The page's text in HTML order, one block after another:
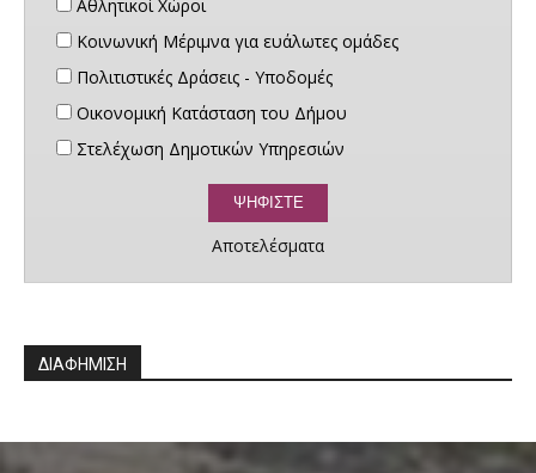
Αθλητικοί Χώροι
Κοινωνική Μέριμνα για ευάλωτες ομάδες
Πολιτιστικές Δράσεις - Υποδομές
Οικονομική Κατάσταση του Δήμου
Στελέχωση Δημοτικών Υπηρεσιών
Αποτελέσματα
ΔΙΑΦΗΜΙΣΗ